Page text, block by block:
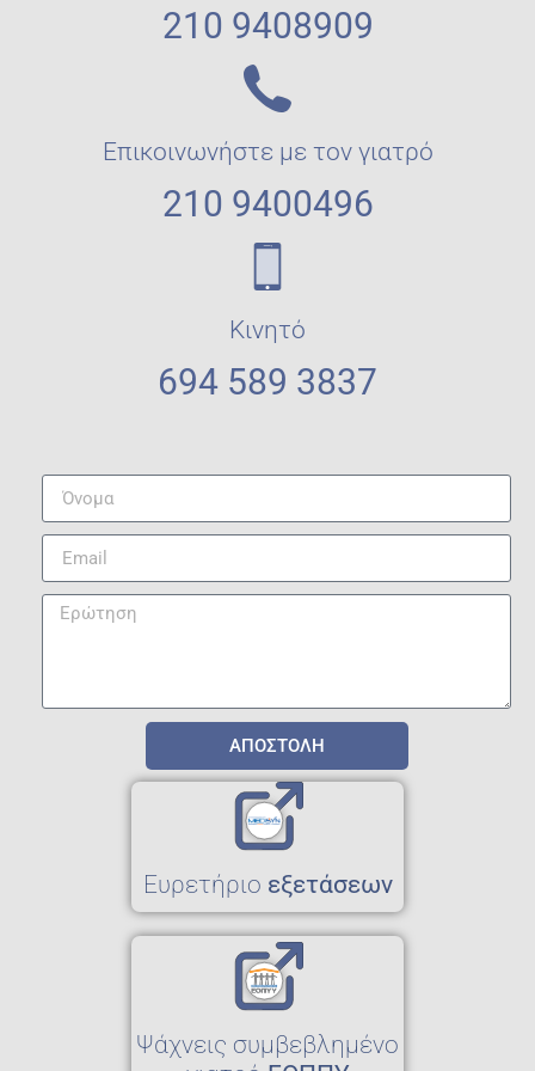
210 9408909
Επικοινωνήστε με τον γιατρό
210 9400496
Κινητό
694 589 3837
ΑΠΟΣΤΟΛΗ
Eυρετήριο εξετάσεων
Ψάχνεις συμβεβλημένο